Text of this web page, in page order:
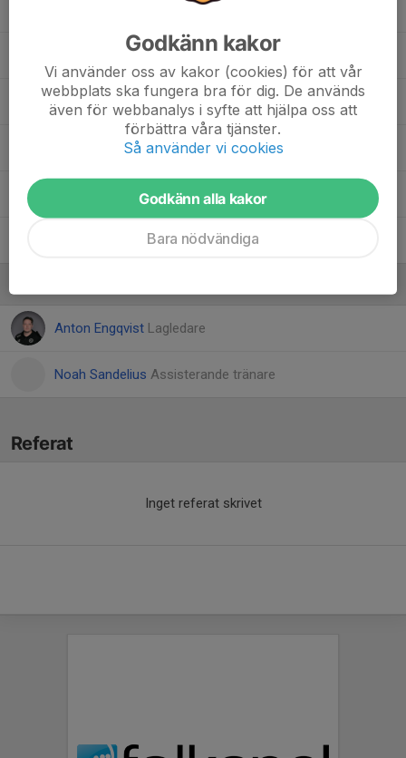
Oliwer Pihl
Oskar Andersson
Rasmus Hesselgård
Anton Engqvist Lagledare
Noah Sandelius Assisterande tränare
Referat
Inget referat skrivet
Godkänn kakor
Vi använder oss av kakor (cookies) för att vår
webbplats ska fungera bra för dig. De används
även för webbanalys i syfte att hjälpa oss att
förbättra våra tjänster.
Så använder vi cookies
Godkänn alla kakor
Bara nödvändiga